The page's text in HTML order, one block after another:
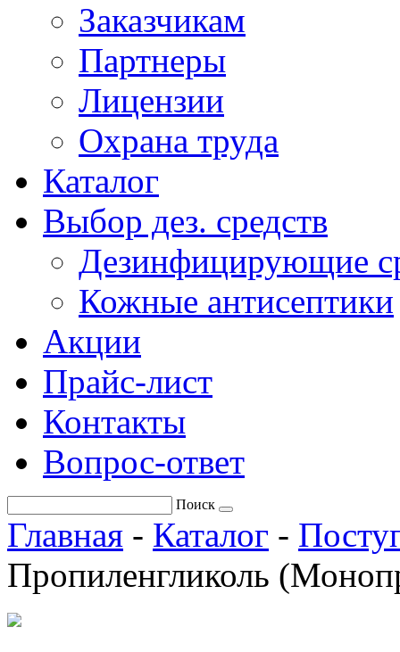
Заказчикам
Партнеры
Лицензии
Охрана труда
Каталог
Выбор дез. средств
Дезинфицирующие
Кожные антисептики
Акции
Прайс-лист
Контакты
Вопрос-ответ
Поиск
Главная - Каталог -
Пропиленгликоль